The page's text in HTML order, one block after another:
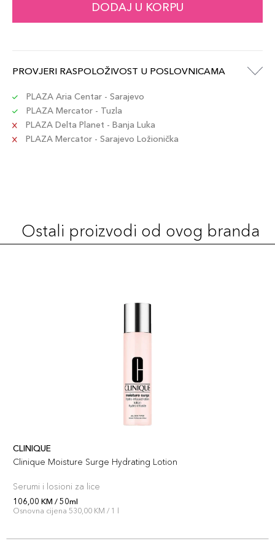
DODAJ U KORPU
PROVJERI RASPOLOŽIVOST U POSLOVNICAMA
PLAZA Aria Centar - Sarajevo
PLAZA Mercator - Tuzla
PLAZA Delta Planet - Banja Luka
PLAZA Mercator - Sarajevo Ložionička
Ostali proizvodi od ovog branda
CLINIQUE
Clinique Moisture Surge Hydrating Lotion
Serumi i losioni za lice
106,00 KM / 50ml
Osnovna cijena 530,00 KM / 1 l